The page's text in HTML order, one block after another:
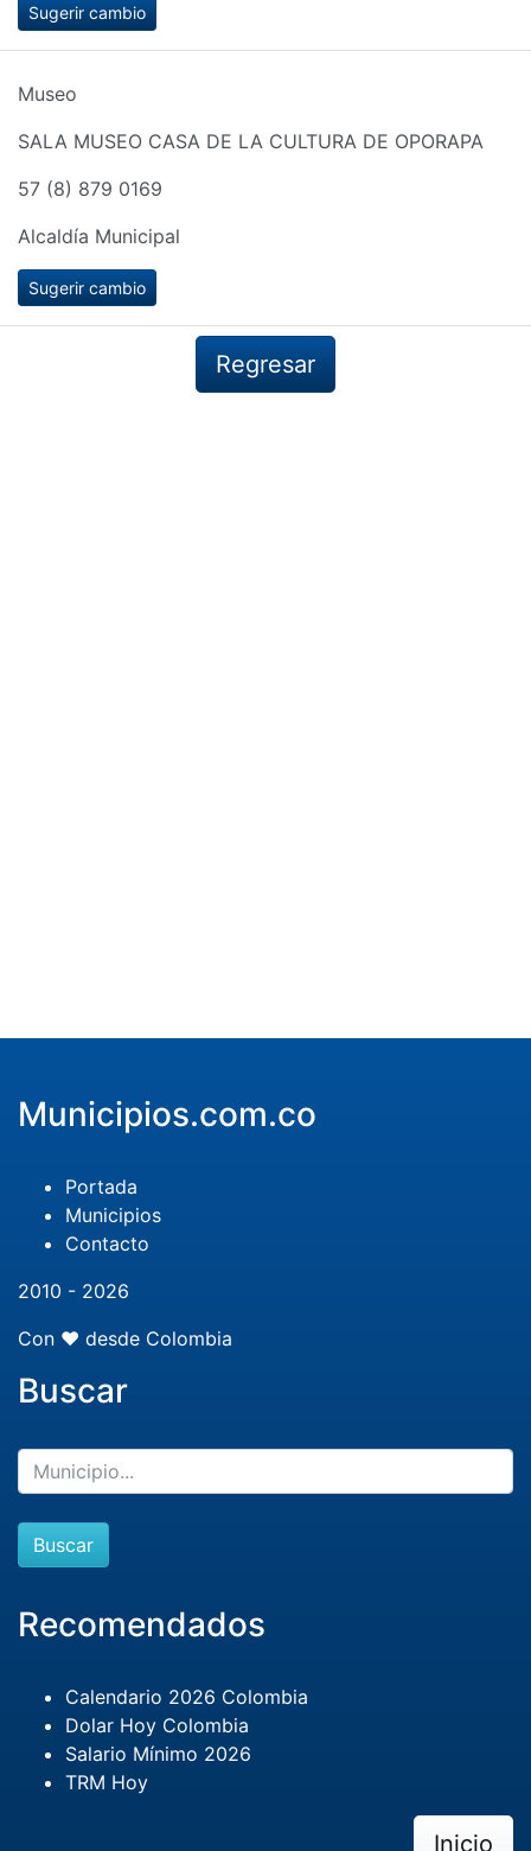
Sugerir cambio
Museo
SALA MUSEO CASA DE LA CULTURA DE OPORAPA
57 (8) 879 0169
Alcaldía Municipal
Sugerir cambio
Regresar
Municipios.com.co
Portada
Municipios
Contacto
2010 - 2026
Con ❤️ desde Colombia
Buscar
Buscar
Recomendados
Calendario 2026 Colombia
Dolar Hoy Colombia
Salario Mínimo 2026
TRM Hoy
Inicio